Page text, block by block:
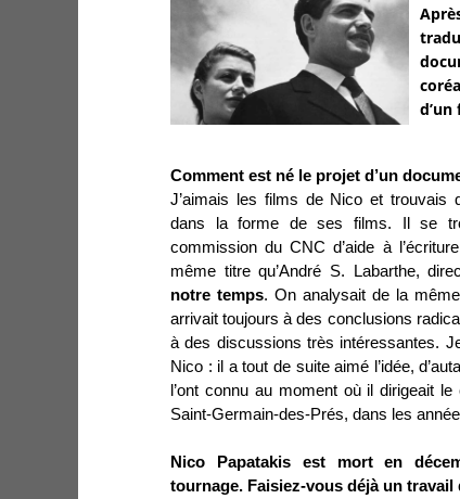
Comment est né le projet d’un
J’aimais les films de Nico et trouvais
dans la forme de ses films. Il se
commission du CNC d’aide à
même titre qu’André S. Labarthe,
notre temps. On analysait de la
arrivait toujours à des conclusions
à des discussions très intéressantes.
Nico : il a tout de suite aimé l’idée,
l’ont connu au moment où il dirigeait
Saint-Germain-des-Prés, dans les
Nico Papatakis est mort en
tournage. Faisiez-vous déjà un